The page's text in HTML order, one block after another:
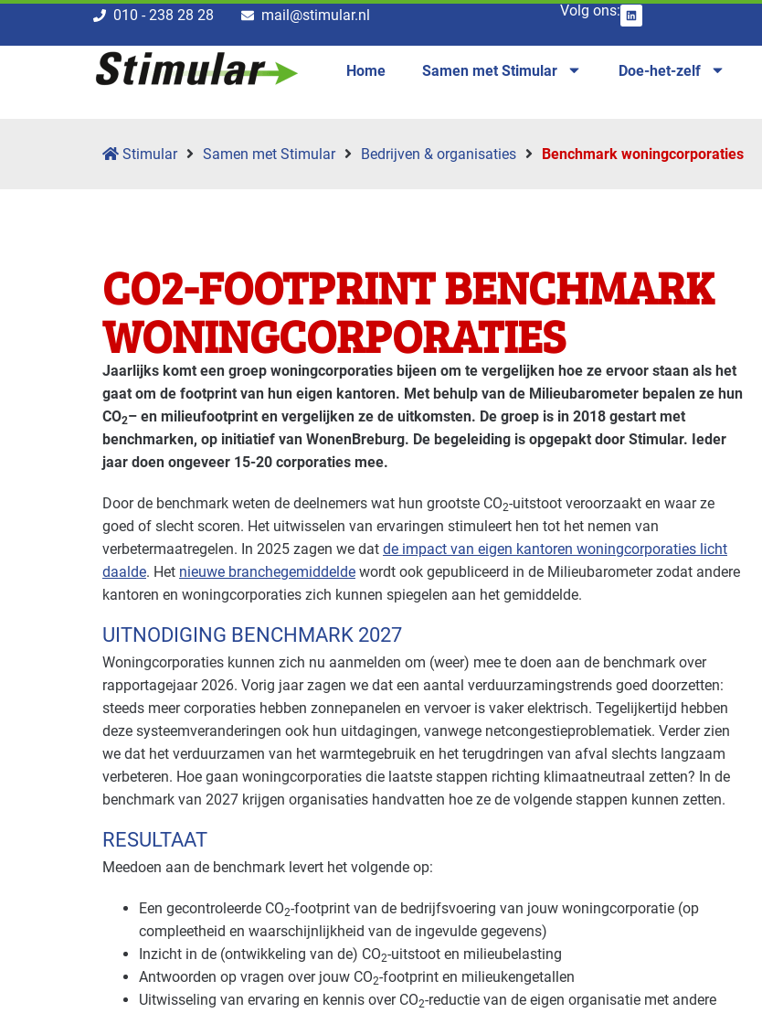
010 - 238 28 28 mail@stimular.nl Volg ons:
Home Samen met Stimular Doe-het-zelf
Stimular Samen met Stimular Bedrijven & organisaties Benchmark woningcorporaties
CO2-FOOTPRINT BENCHMARK
WONINGCORPORATIES
Jaarlijks komt een groep woningcorporaties bijeen om te vergelijken hoe ze ervoor staan als het
gaat om de footprint van hun eigen kantoren. Met behulp van de Milieubarometer bepalen ze hun
CO2– en milieufootprint en vergelijken ze de uitkomsten. De groep is in 2018 gestart met
benchmarken, op initiatief van WonenBreburg. De begeleiding is opgepakt door Stimular. Ieder
jaar doen ongeveer 15-20 corporaties mee.
Door de benchmark weten de deelnemers wat hun grootste CO2-uitstoot veroorzaakt en waar ze
goed of slecht scoren. Het uitwisselen van ervaringen stimuleert hen tot het nemen van
verbetermaatregelen. In 2025 zagen we dat de impact van eigen kantoren woningcorporaties licht
daalde. Het nieuwe branchegemiddelde wordt ook gepubliceerd in de Milieubarometer zodat andere
kantoren en woningcorporaties zich kunnen spiegelen aan het gemiddelde.
UITNODIGING BENCHMARK 2027
Woningcorporaties kunnen zich nu aanmelden om (weer) mee te doen aan de benchmark over
rapportagejaar 2026. Vorig jaar zagen we dat een aantal verduurzamingstrends goed doorzetten:
steeds meer corporaties hebben zonnepanelen en vervoer is vaker elektrisch. Tegelijkertijd hebben
deze systeemveranderingen ook hun uitdagingen, vanwege netcongestieproblematiek. Verder zien
we dat het verduurzamen van het warmtegebruik en het terugdringen van afval slechts langzaam
verbeteren. Hoe gaan woningcorporaties die laatste stappen richting klimaatneutraal zetten? In de
benchmark van 2027 krijgen organisaties handvatten hoe ze de volgende stappen kunnen zetten.
RESULTAAT
Meedoen aan de benchmark levert het volgende op:
Een gecontroleerde CO2-footprint van de bedrijfsvoering van jouw woningcorporatie (op
compleetheid en waarschijnlijkheid van de ingevulde gegevens)
Inzicht in de (ontwikkeling van de) CO2-uitstoot en milieubelasting
Antwoorden op vragen over jouw CO2-footprint en milieukengetallen
Uitwisseling van ervaring en kennis over CO2-reductie van de eigen organisatie met andere